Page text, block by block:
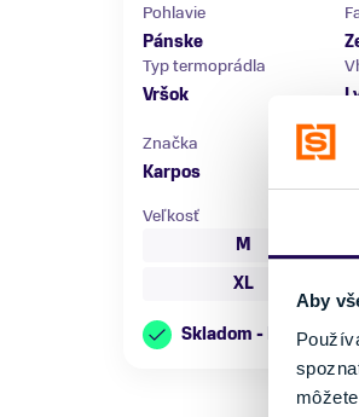
Aby
Pohlavie
Pánske
Typ termoprádla
Vršok
Značka
Karpos
Veľkosť
M
XL
Skladom - Ihneď k